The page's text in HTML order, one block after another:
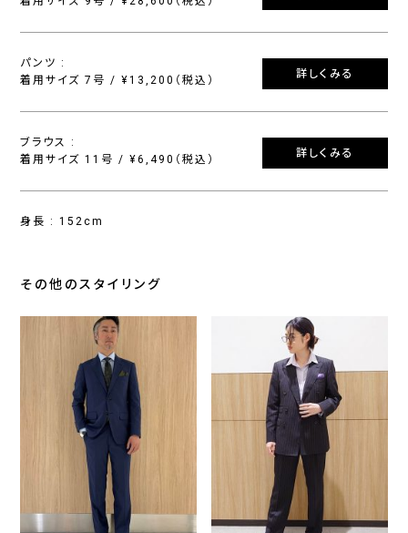
パンツ :
着用サイズ 7号 / ¥13,200（税込）
詳しくみる
ブラウス :
着用サイズ 11号 / ¥6,490（税込）
詳しくみる
身長 : 152cm
その他のスタイリング